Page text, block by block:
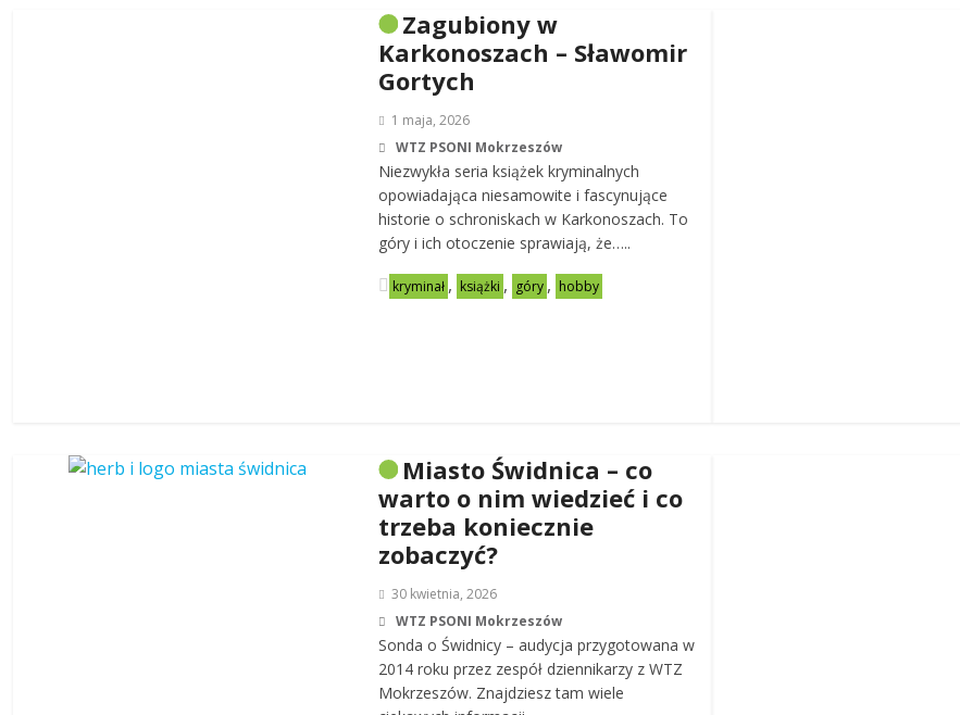
Zagubiony w
Karkonoszach – Sławomir
Gortych
1 maja, 2026
WTZ PSONI Mokrzeszów
Niezwykła seria książek kryminalnych
opowiadająca niesamowite i fascynujące
historie o schroniskach w Karkonoszach. To
góry i ich otoczenie sprawiają, że…..
kryminał , książki , góry , hobby
Miasto Świdnica – co
warto o nim wiedzieć i co
trzeba koniecznie
zobaczyć?
30 kwietnia, 2026
WTZ PSONI Mokrzeszów
Sonda o Świdnicy – audycja przygotowana w
2014 roku przez zespół dziennikarzy z WTZ
Mokrzeszów. Znajdziesz tam wiele